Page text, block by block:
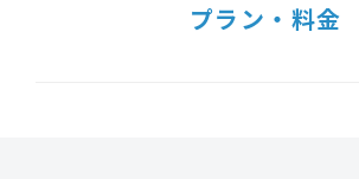
プラン・料金